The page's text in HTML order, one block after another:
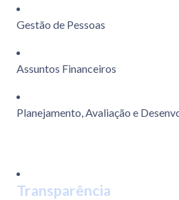
Gestão de Pessoas
Assuntos Financeiros
Planejamento, Avaliação e
Transparência